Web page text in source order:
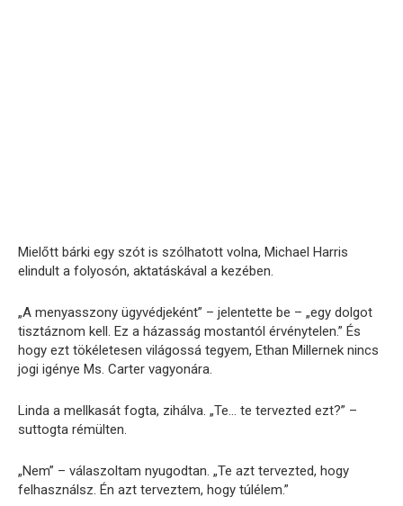
Mielőtt bárki egy szót is szólhatott volna, Michael Harris
elindult a folyosón, aktatáskával a kezében.
„A menyasszony ügyvédjeként” – jelentette be – „egy dolgot
tisztáznom kell. Ez a házasság mostantól érvénytelen.” És
hogy ezt tökéletesen világossá tegyem, Ethan Millernek nincs
jogi igénye Ms. Carter vagyonára.
Linda a mellkasát fogta, zihálva. „Te… te tervezted ezt?” –
suttogta rémülten.
„Nem” – válaszoltam nyugodtan. „Te azt tervezted, hogy
felhasználsz. Én azt terveztem, hogy túlélem.”